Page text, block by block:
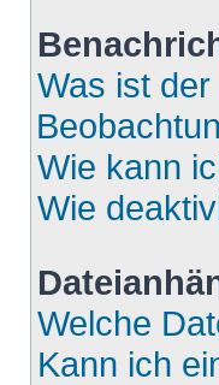
Was ist
Wie kann
Wie
Welche
Kann ich